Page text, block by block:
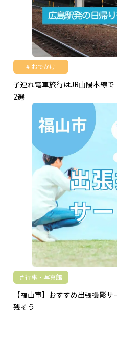
おでかけ
子連れ電車旅行はJR山陽本線
2選
行事・写真館
【福山市】おすすめ出張撮影
残そう